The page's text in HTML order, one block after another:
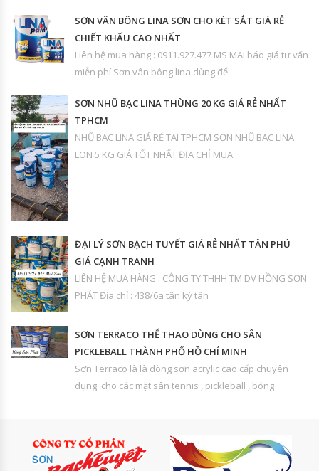
SƠN VÂN BÔNG LINA SƠN CHO KÉT SẮT GIÁ RẺ
CHIẾT KHẤU CAO NHẤT
Liên hệ mua hàng : 0911.927.477 MS MAI báo giá tư vấn
miễn phí Sơn vân bông lina dùng để
SƠN NHŨ BẠC LINA THÙNG 20 KG GIÁ RẺ NHẤT
TPHCM
NHŨ BẠC LINA GIÁ RẺ TẠI TPHCM SƠN NHŨ BẠC LINA
LON 5 KG GIÁ TỐT NHẤT ĐỊA CHỈ MUA
ĐẠI LÝ SƠN BẠCH TUYẾT GIÁ RẺ NHẤT TÂN PHÚ
GIÁ CẠNH TRANH
LIÊN HỆ MUA HÀNG : CÔNG TY THHH TM DV HỒNG SƠN
PHÁT Địa chỉ : 438/6a tân kỳ tân
SƠN TERRACO THỂ THAO DÙNG CHO SÂN
PICKLEBALL THÀNH PHỐ HỒ CHÍ MINH
Sơn Terraco là là dòng sơn acrylic cao cấp chuyên
dụng cho các mặt sân tennis , pickleball , bóng